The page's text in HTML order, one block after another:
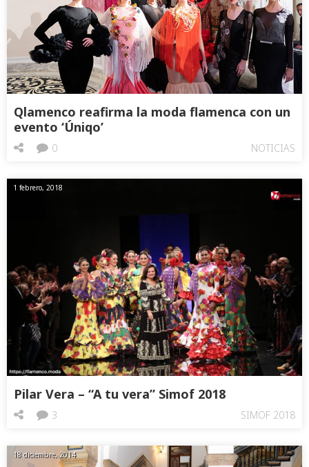
Qlamenco reafirma la moda flamenca con un
evento ‘Úniqo’
NOTICIAS
0
1 febrero, 2018
Pilar Vera – “A tu vera” Simof 2018
SIMOF 2018
3
18 diciembre, 2014